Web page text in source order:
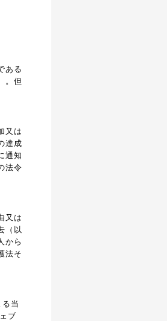
ある
。但
又は
達成
通知
法令
又は
（以
から
法そ
当
ブ